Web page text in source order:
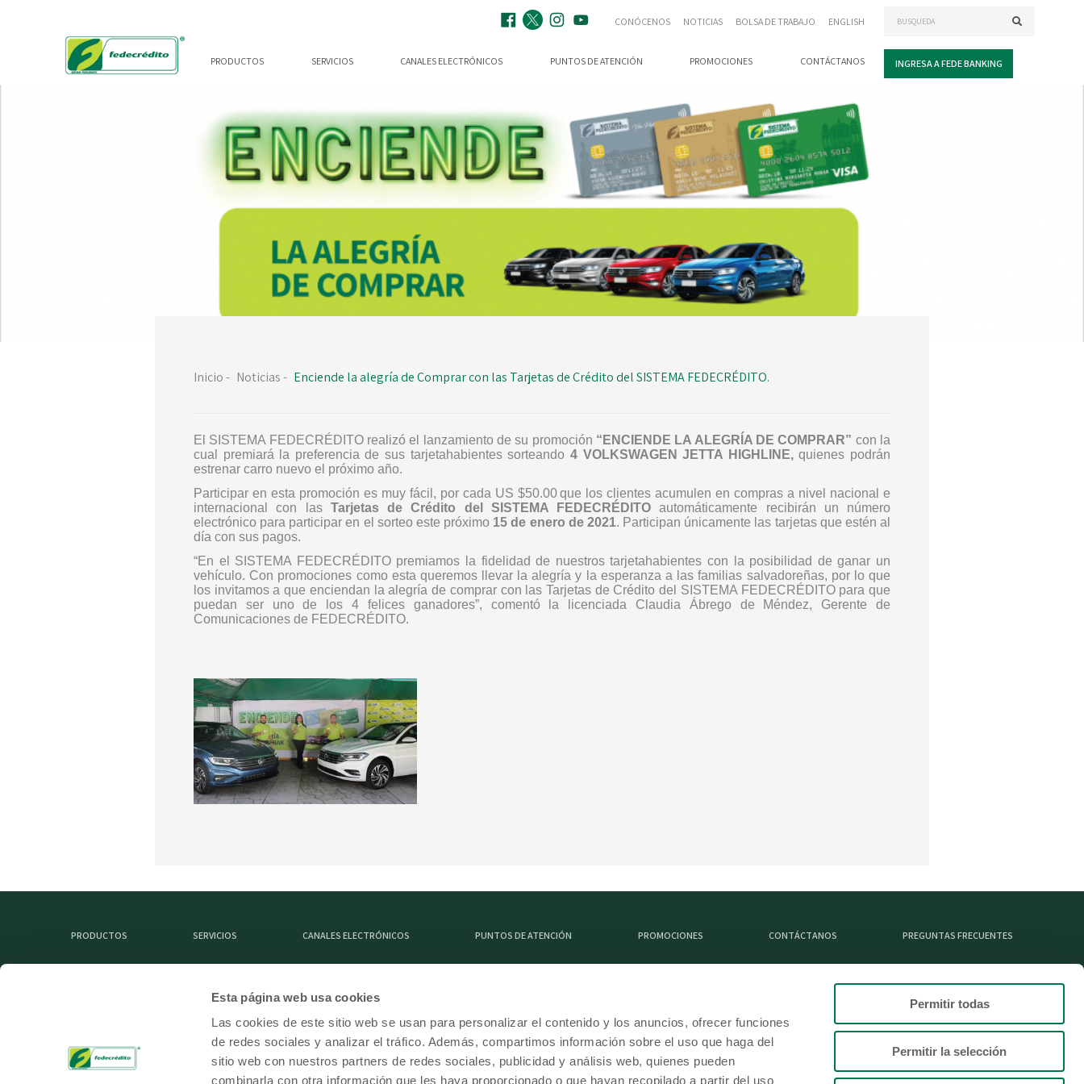
Esta página web usa cookies
Las cookies de este sitio web se usan para personalizar el contenido y los anuncios, ofrecer funciones
de redes sociales y analizar el tráfico. Además, compartimos información sobre el uso que haga del
sitio web con nuestros partners de redes sociales, publicidad y análisis web, quienes pueden
combinarla con otra información que les haya proporcionado o que hayan recopilado a partir del uso
Permitir todas
Permitir la selección
CONÓCENOS NOTICIAS BOLSA DE TRABAJO ENGLISH
PRODUCTOS SERVICIOS CANALES ELECTRÓNICOS PUNTOS DE ATENCIÓN PROMOCIONES CONTÁCTANOS INGRESA A FEDE BANKING
Inicio- Noticias- Enciende la alegría de Comprar con las Tarjetas de Crédito del SISTEMA FEDECRÉDITO.
El SISTEMA FEDECRÉDITO realizó el lanzamiento de su promoción “ENCIENDE LA ALEGRÍA DE COMPRAR” con la
cual premiará la preferencia de sus tarjetahabientes sorteando 4 VOLKSWAGEN JETTA HIGHLINE,quienes podrán
estrenar carro nuevo el próximo año.
Participar en esta promoción es muy fácil, por cada US $50.00 que los clientes acumulen en compras a nivel nacional e
internacional con las Tarjetas de Crédito del SISTEMA FEDECRÉDITO automáticamente recibirán un número
electrónico para participar en el sorteo este próximo 15 de enero de 2021. Participan únicamente las tarjetas que estén al
día con sus pagos.
“En el SISTEMA FEDECRÉDITO premiamos la fidelidad de nuestros tarjetahabientes con la posibilidad de ganar un
vehículo. Con promociones como esta queremos llevar la alegría y la esperanza a las familias salvadoreñas, por lo que
los invitamos a que enciendan la alegría de comprar con las Tarjetas de Crédito del SISTEMA FEDECRÉDITO para que
puedan ser uno de los 4 felices ganadores”, comentó la licenciada Claudia Ábrego de Méndez, Gerente de
Comunicaciones de FEDECRÉDITO.
PRODUCTOS SERVICIOS CANALES ELECTRÓNICOS PUNTOS DE ATENCIÓN PROMOCIONES CONTÁCTANOS PREGUNTAS FRECUENTES